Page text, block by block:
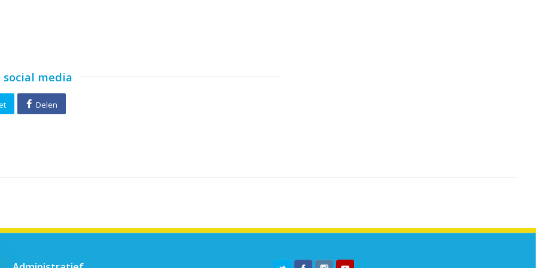
social media
Delen